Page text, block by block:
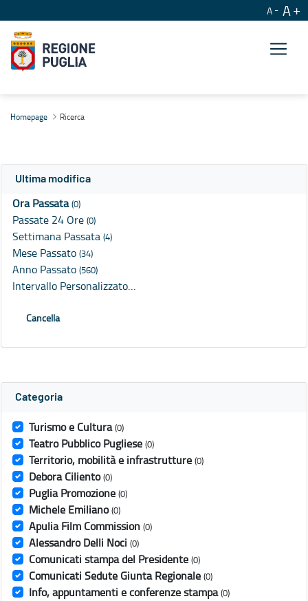
A A
Homepage Ricerca
Ultima modifica
Ora Passata(0)
Passate 24 Ore (0)
Settimana Passata (4)
Mese Passato (34)
Anno Passato (560)
Intervallo Personalizzato…
Cancella
Categoria
Turismo e Cultura (0)
Teatro Pubblico Pugliese (0)
Territorio, mobilità e infrastrutture (0)
Debora Ciliento (0)
Puglia Promozione (0)
Michele Emiliano (0)
Apulia Film Commission (0)
Alessandro Delli Noci (0)
Comunicati stampa del Presidente (0)
Comunicati Sedute Giunta Regionale (0)
Info, appuntamenti e conferenze stampa (0)